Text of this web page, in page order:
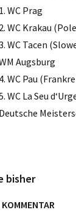
1. WC Prag
2. WC Krakau
WC Tacen
Augsburg
4. WC Pau
WC La Seu
Deutsche
bisher